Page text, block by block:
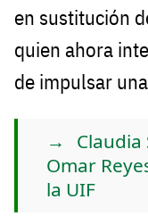
en sustitución
quien ahora
de impulsar una
Omar
la UIF